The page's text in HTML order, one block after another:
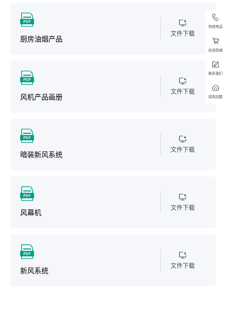
厨房油烟产品
文件下载
风机产品画册
文件下载
暗装新风系统
文件下载
风幕机
文件下载
新风系统
文件下载
热线电话
在线商城
联系我们
招商加盟